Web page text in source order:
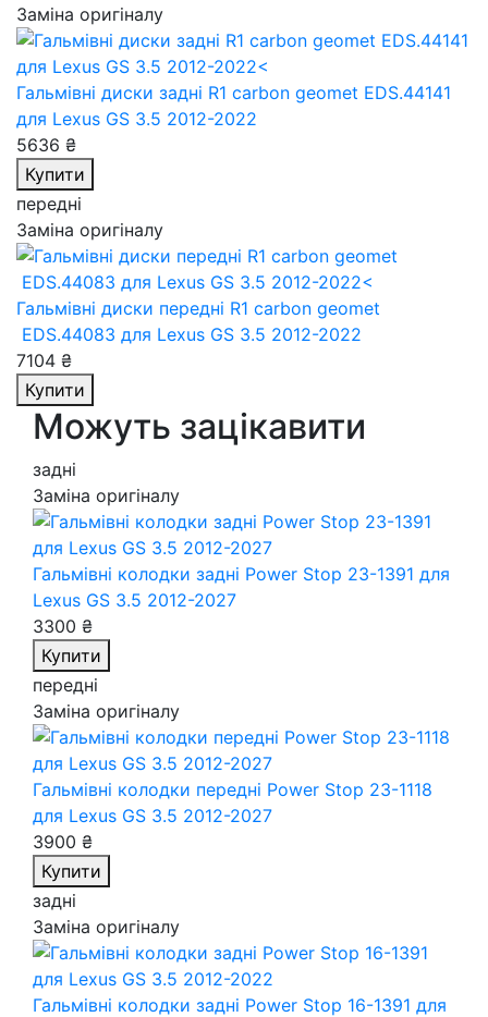
Заміна оригіналу
Гальмівні диски задні R1 carbon geomet EDS.44141
для Lexus GS 3.5 2012-2022
5636 ₴
Купити
передні
Заміна оригіналу
Гальмівні диски передні R1 carbon geomet
EDS.44083 для Lexus GS 3.5 2012-2022
7104 ₴
Купити
Можуть зацікавити
задні
Заміна оригіналу
Гальмівні колодки задні Power Stop 23-1391 для
Lexus GS 3.5 2012-2027
3300 ₴
Купити
передні
Заміна оригіналу
Гальмівні колодки передні Power Stop 23-1118
для Lexus GS 3.5 2012-2027
3900 ₴
Купити
задні
Заміна оригіналу
Гальмівні колодки задні Power Stop 16-1391 для